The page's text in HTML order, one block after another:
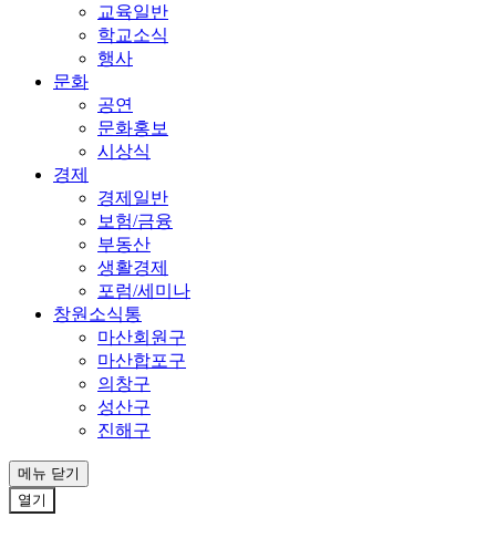
교육일반
학교소식
행사
문화
공연
문화홍보
시상식
경제
경제일반
보험/금융
부동산
생활경제
포럼/세미나
창원소식통
마산회원구
마산합포구
의창구
성산구
진해구
메뉴 닫기
열기